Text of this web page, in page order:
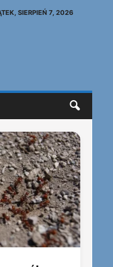
SIERPIEŃ 7, 2026